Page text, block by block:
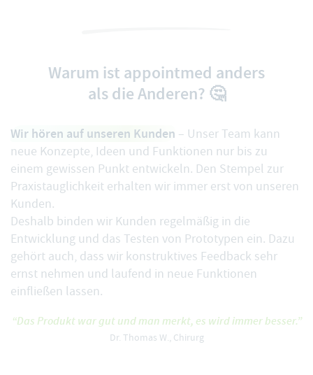
Warum ist appointmed anders
als die Anderen? 🤔
Wir hören auf unseren Kunden – Unser Team kann
neue Konzepte, Ideen und Funktionen nur bis zu
einem gewissen Punkt entwickeln. Den Stempel zur
Praxistauglichkeit erhalten wir immer erst von unseren
Kunden.
Deshalb binden wir Kunden regelmäßig in die
Entwicklung und das Testen von Prototypen ein. Dazu
gehört auch, dass wir konstruktives Feedback sehr
ernst nehmen und laufend in neue Funktionen
einfließen lassen.
“Das Produkt war gut und man merkt, es wird immer besser.”
Dr. Thomas W., Chirurg